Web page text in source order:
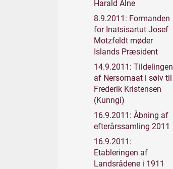
Harald Alne
8.9.2011: Formanden
for Inatsisartut Josef
Motzfeldt møder
Islands Præsident
14.9.2011: Tildelingen
af Nersornaat i sølv til
Frederik Kristensen
(Kunngi)
16.9.2011: Åbning af
efterårssamling 2011
16.9.2011:
Etableringen af
Landsrådene i 1911